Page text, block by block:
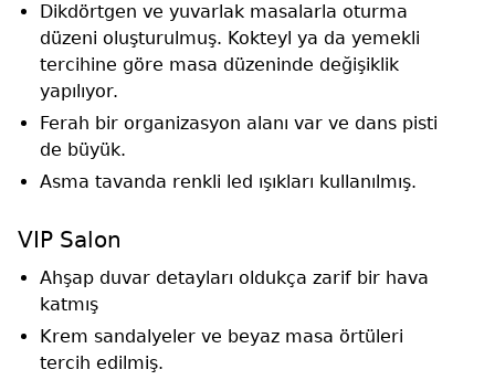
Dikdörtgen ve yuvarlak masalarla oturma
düzeni oluşturulmuş. Kokteyl ya da yemekli
tercihine göre masa düzeninde değişiklik
yapılıyor.
Ferah bir organizasyon alanı var ve dans pisti
de büyük.
Asma tavanda renkli led ışıkları kullanılmış.
VIP Salon
Ahşap duvar detayları oldukça zarif bir hava
katmış
Krem sandalyeler ve beyaz masa örtüleri
tercih edilmiş.